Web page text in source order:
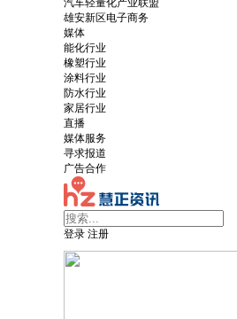
汽车轻量化产业联盟
雄安新区电子商务
媒体
能化行业
橡塑行业
涂料行业
防水行业
家居行业
直播
媒体服务
寻求报道
广告合作
登录 注册